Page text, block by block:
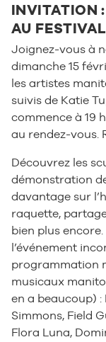
INVITATION
AU
Joignez-vous à
dimanche 15
les artistes
suivis de Katie
commence à 19
au rendez-vous.
Découvrez les
démonstration
davantage sur
raquette,
bien plus
l’événement
programmation
musicaux
en a beaucoup) :
Simmons, Field
Flora Luna,